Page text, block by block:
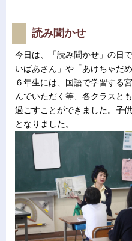
読み聞かせ
今日は、「読み聞かせ」の日
いばあさん」や「あけちゃだ
６年生には、国語で学習する
んでいただく等、各クラスと
過ごすことができました。子
となりました。